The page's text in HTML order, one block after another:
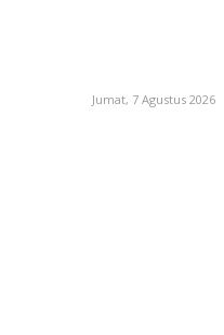
Jumat, 7 Agustus 2026